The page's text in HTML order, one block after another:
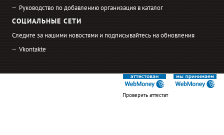
Руководство по добавлению организация в каталог
СОЦИАЛЬНЫЕ СЕТИ
Следите за нашими новостями и подписывайтесь на обновления
Vkontakte
Проверить аттестат